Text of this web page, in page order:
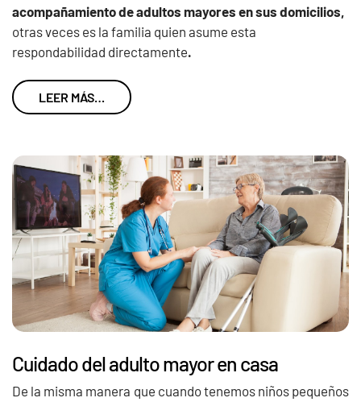
acompañamiento de adultos mayores en sus domicilios,
otras veces es la familia quien asume esta
respondabilidad directamente.
LEER MÁS…
Cuidado del adulto mayor en casa
De la misma manera que cuando tenemos niños pequeños